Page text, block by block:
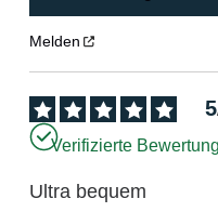
Melden
5
Verifizierte
Ultra bequem